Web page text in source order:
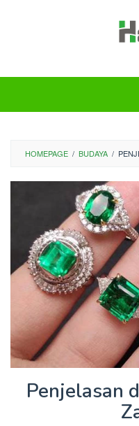
HOMEPAGE / BUDAYA /
Penjelasan